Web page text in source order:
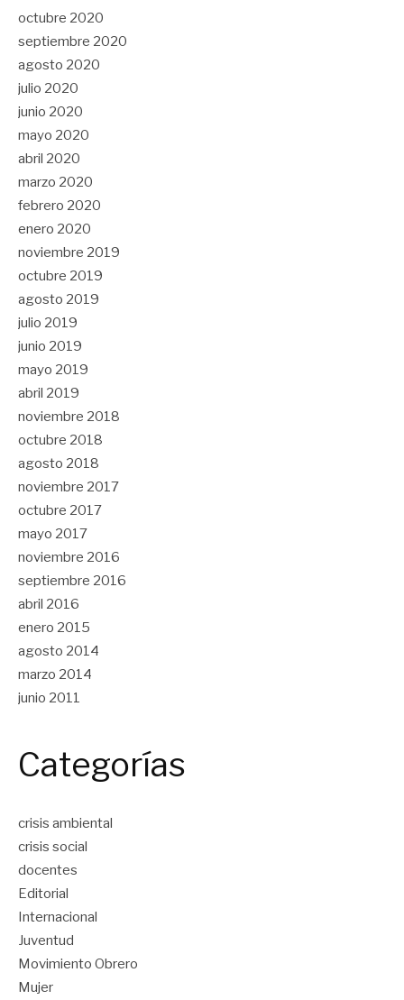
octubre 2020
septiembre 2020
agosto 2020
julio 2020
junio 2020
mayo 2020
abril 2020
marzo 2020
febrero 2020
enero 2020
noviembre 2019
octubre 2019
agosto 2019
julio 2019
junio 2019
mayo 2019
abril 2019
noviembre 2018
octubre 2018
agosto 2018
noviembre 2017
octubre 2017
mayo 2017
noviembre 2016
septiembre 2016
abril 2016
enero 2015
agosto 2014
marzo 2014
junio 2011
Categorías
crisis ambiental
crisis social
docentes
Editorial
Internacional
Juventud
Movimiento Obrero
Mujer